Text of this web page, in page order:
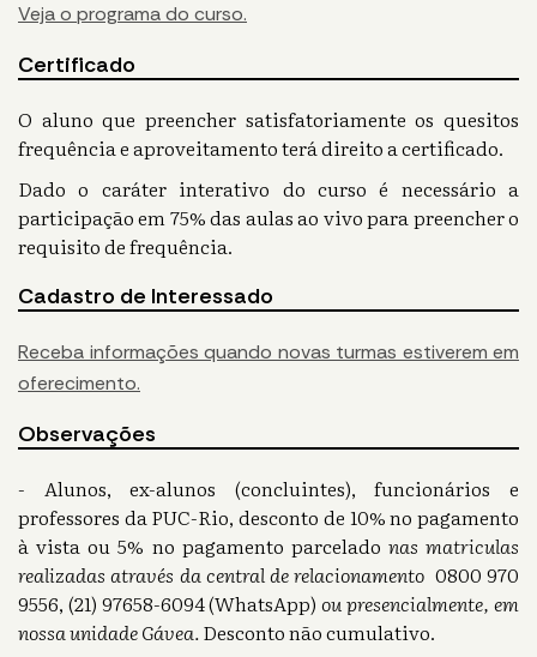
Veja o programa do curso.
Certificado
O aluno que preencher satisfatoriamente os quesitos
frequência e aproveitamento terá direito a certificado.
Dado o caráter interativo do curso é necessário a
participação em 75% das aulas ao vivo para preencher o
requisito de frequência.
Cadastro de Interessado
Receba informações quando novas turmas estiverem em
oferecimento.
Observações
- Alunos, ex-alunos (concluintes), funcionários e
professores da PUC-Rio, desconto de 10% no pagamento
à vista ou 5% no pagamento parcelado nas matriculas
realizadas através da central de relacionamento 0800 970
9556, (21) 97658-6094 (WhatsApp)ou presencialmente, em
nossa unidade Gávea.Desconto não cumulativo.